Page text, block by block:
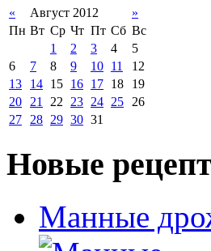
« Август 2012
»
Пн Вт Ср Чт Пт Сб Вс
1
2 3 4
5
6
7 8 9 10 11
12
13
14 15 16 17 18
19
20 21 22 23 24 25 26
27 28 29 30 31
Новые
Манные